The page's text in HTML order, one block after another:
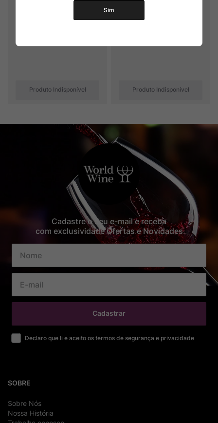
Produto Indisponível Produto Indisponível
Cadastre o seu e-mail e receba
com exclusividade Ofertas e Novidades
Cadastrar
Declaro que li e aceito os termos de segurança e privacidade
SOBRE
Sobre Nós
Nossa História
Sim